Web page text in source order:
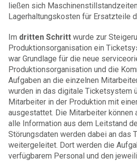
ließen sich
Lagerhaltungskosten für Ersatzteile
Im dritten Schritt wurde zur
Produktionsorganisation ein
war Grundlage für die neue
Produktionsorganisation und die
Aufgaben an die einzelnen
wurden in das digitale Ticketsystem
Mitarbeiter in der Produktion mit
ausgestattet. Die Mitarbeiter können
alle Information aus dem Leitstand
Störungsdaten werden dabei an das
weitergeleitet. Dort werden die
verfügbarem Personal und den